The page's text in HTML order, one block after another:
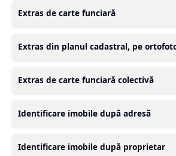
Extras de carte funciară
Extras din planul cadastral, pe
Extras de carte funciară colectivă
Identificare imobile după adresă
Identificare imobile după proprietar